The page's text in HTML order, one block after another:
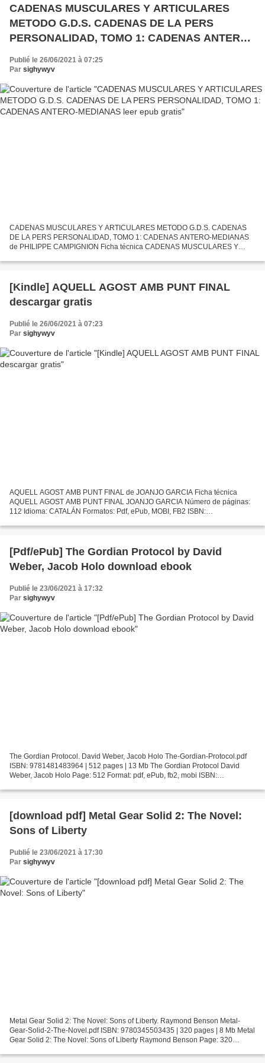
CADENAS MUSCULARES Y ARTICULARES
METODO G.D.S. CADENAS DE LA PERS
PERSONALIDAD, TOMO 1: CADENAS ANTERO-
Publié le 26/06/2021 à 07:25
Par sighywyv
CADENAS MUSCULARES Y ARTICULARES METODO G.D.S. CADENAS
DE LA PERS PERSONALIDAD, TOMO 1: CADENAS ANTERO-MEDIANAS
de PHILIPPE CAMPIGNION Ficha técnica CADENAS MUSCULARES Y
TOMO 1: CADENAS ANTERO-MEDIANAS...
[Kindle] AQUELL AGOST AMB PUNT FINAL
descargar gratis
Publié le 26/06/2021 à 07:23
Par sighywyv
AQUELL AGOST AMB PUNT FINAL de JOANJO GARCIA Ficha técnica
AQUELL AGOST AMB PUNT FINAL JOANJO GARCIA Número de páginas:
112 Idioma: CATALÁN Formatos: Pdf, ePub, MOBI, FB2 ISBN:
eBook gratis...
[Pdf/ePub] The Gordian Protocol by David
Weber, Jacob Holo download ebook
Publié le 23/06/2021 à 17:32
Par sighywyv
The Gordian Protocol. David Weber, Jacob Holo The-Gordian-Protocol.pdf
ISBN: 9781481483964 | 512 pages | 13 Mb The Gordian Protocol David
Weber, Jacob Holo Page: 512 Format: pdf, ePub, fb2, mobi ISBN:
[download pdf] Metal Gear Solid 2: The Novel:
Sons of Liberty
Publié le 23/06/2021 à 17:30
Par sighywyv
Metal Gear Solid 2: The Novel: Sons of Liberty. Raymond Benson Metal-
Gear-Solid-2-The-Novel.pdf ISBN: 9780345503435 | 320 pages | 8 Mb Metal
Gear Solid 2: The Novel: Sons of Liberty Raymond Benson Page: 320